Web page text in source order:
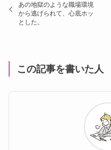
あの地獄のような職場環境
から逃げられて、心底ホッ
とした。
この記事を書いた人